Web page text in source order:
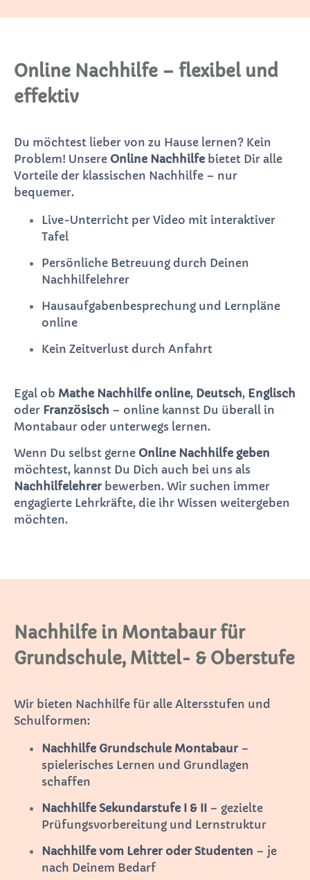
Online Nachhilfe – flexibel und
effektiv
Du möchtest lieber von zu Hause lernen? Kein
Problem! Unsere Online Nachhilfe bietet Dir alle
Vorteile der klassischen Nachhilfe – nur
bequemer.
Live-Unterricht per Video mit interaktiver
Tafel
Persönliche Betreuung durch Deinen
Nachhilfelehrer
Hausaufgabenbesprechung und Lernpläne
online
Kein Zeitverlust durch Anfahrt
Egal ob Mathe Nachhilfe online, Deutsch, Englisch
oder Französisch – online kannst Du überall in
Montabaur oder unterwegs lernen.
Wenn Du selbst gerne Online Nachhilfe geben
möchtest, kannst Du Dich auch bei uns als
Nachhilfelehrerbewerben. Wir suchen immer
engagierte Lehrkräfte, die ihr Wissen weitergeben
möchten.
Nachhilfe in Montabaur für
Grundschule, Mittel- & Oberstufe
Wir bieten Nachhilfe für alle Altersstufen und
Schulformen:
Nachhilfe Grundschule Montabaur–
spielerisches Lernen und Grundlagen
schaffen
Nachhilfe Sekundarstufe I & II – gezielte
Prüfungsvorbereitung und Lernstruktur
Nachhilfe vom Lehrer oder Studenten – je
nach Deinem Bedarf